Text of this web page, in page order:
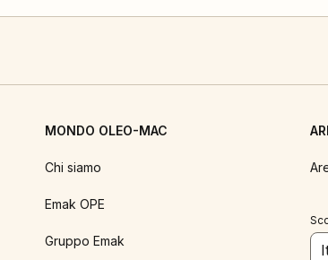
MONDO OLEO-MAC
Chi siamo
Emak OPE
Gruppo Emak